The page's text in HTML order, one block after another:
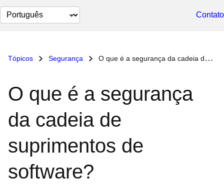
Selecionar
idioma
O que é a segurança
da cadeia de
suprimentos de
software?